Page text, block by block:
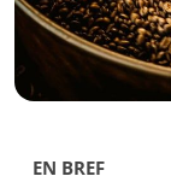
EN BREF